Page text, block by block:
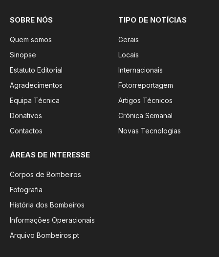
SOBRE NÓS
Quem somos
Sinopse
Estatuto Editorial
Agradecimentos
Equipa Técnica
Donativos
Contactos
TIPO DE NOTÍCIAS
Gerais
Locais
Internacionais
Fotorreportagem
Artigos Técnicos
Crónica Semanal
Novas Tecnologias
ÁREAS DE INTERESSE
Corpos de Bombeiros
Fotografia
História dos Bombeiros
Informações Operacionais
Arquivo Bombeiros.pt